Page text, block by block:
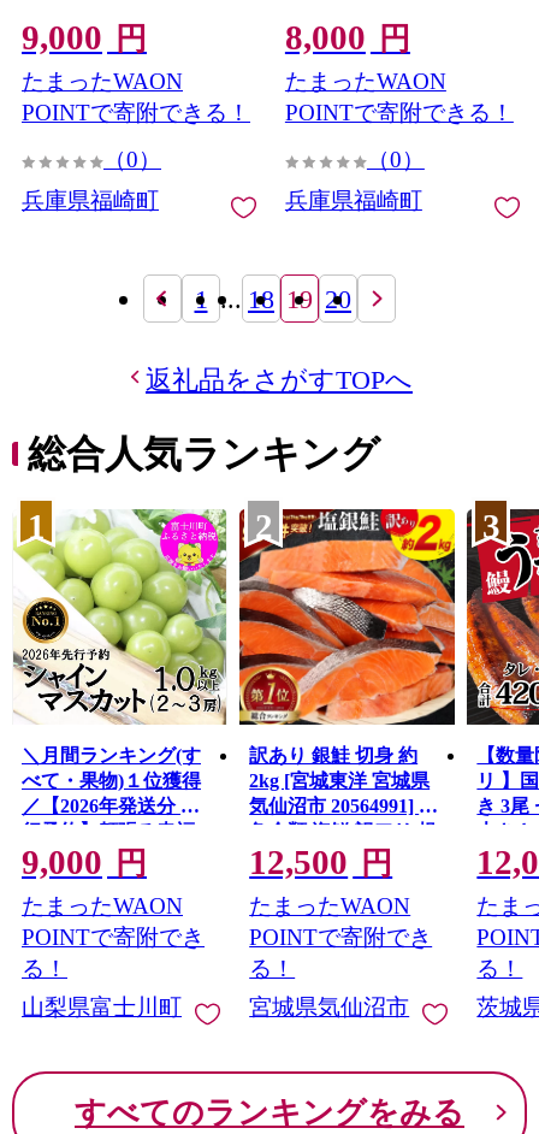
9,000 円
たまったWAON
POINTで寄附できる！
（0）
兵庫県福崎町
8,000 円
たまったWAON
POINTで寄附できる！
（0）
兵庫県福崎町
1 ... 18 19 20
返礼品をさがすTOPへ
総合人気ランキング
1
＼月間ランキング(す
べて・果物)１位獲得
／【2026年発送分 先
行予約】頬張る幸福
感 〜緑の宝石・ シ
ャインマスカット 〜
１ｋｇ以上（２〜３
房） フルーツ 山梨県
産 果物 くだもの シャ
イン マスカット ぶど
う ブドウ 葡萄 大粒 種
9000円 九千円
9,000 円
たまったWAON
POINTで寄附でき
る！
山梨県富士川町
2
訳あり 銀鮭 切身 約
2kg [宮城東洋 宮城県
気仙沼市 20564991] 鮭
魚介類 海鮮 訳アリ 規
格外 不揃い さけ サケ
鮭切身 シャケ 切り身
冷凍 家庭用 おかず 弁
当 支援 サーモン 銀鮭
切り身 魚 わけあり
12,500 円
たまったWAON
POINTで寄附でき
る！
宮城県気仙沼市
3
【数
リ 】
き 3尾
大き
レ・
鰻 ふ
な重
茨城
と納
たま
る！
茨城
すべてのランキングをみる